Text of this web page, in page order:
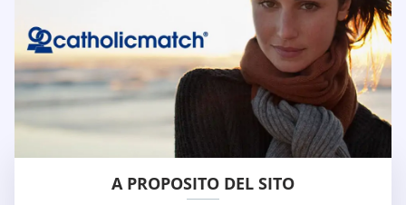
A PROPOSITO DEL SITO